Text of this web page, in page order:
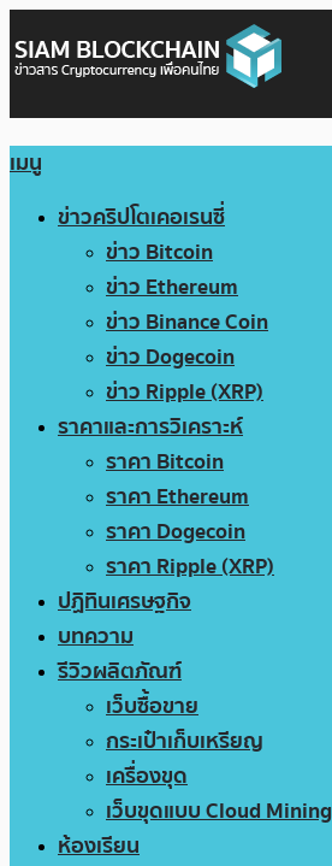
เมนู
ข่าวคริปโตเคอเรนซี่
ข่าว Bitcoin
ข่าว Ethereum
ข่าว Binance Coin
ข่าว Dogecoin
ข่าว Ripple (XRP)
ราคาและการวิเคราะห์
ราคา Bitcoin
ราคา Ethereum
ราคา Dogecoin
ราคา Ripple (XRP)
ปฏิทินเศรษฐกิจ
บทความ
รีวิวผลิตภัณฑ์
เว็บซื้อขาย
กระเป๋าเก็บเหรียญ
เครื่องขุด
เว็บขุดแบบ Cloud Mining
ห้องเรียน